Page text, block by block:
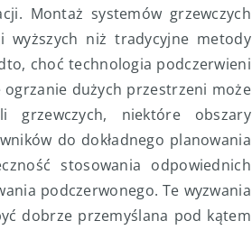
Montaż systemów grzewczych
wyższych niż tradycyjne metody
choć technologia podczerwieni
dużych przestrzeni może
grzewczych, niektóre obszary
do dokładnego planowania
stosowania odpowiednich
podczerwonego. Te wyzwania
dobrze przemyślana pod kątem